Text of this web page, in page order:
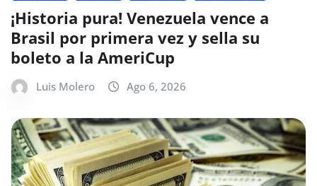
¡Historia pura! Venezuela vence a
Brasil por primera vez y sella su
boleto a la AmeriCup
Luis Molero Ago 6, 2026